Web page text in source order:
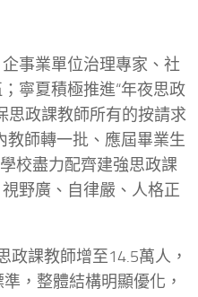
事業單位治理專家、社
寧夏積極推進“年夜思政
思政課教師所有的按請求
教師轉一批、應屆畢業生
校盡力配齊建強思政課
野廣、自律嚴、人格正
課教師增至14.5萬人，
，整體結構明顯優化，